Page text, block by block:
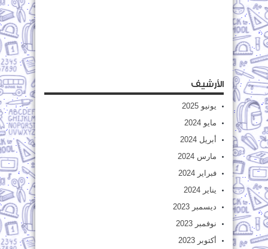
الأرشيف
يونيو 2025
مايو 2024
أبريل 2024
مارس 2024
فبراير 2024
يناير 2024
ديسمبر 2023
نوفمبر 2023
أكتوبر 2023